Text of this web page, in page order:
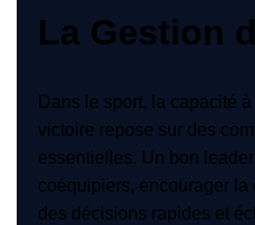
La Gestion
Dans le sport, la capacité
victoire repose sur des
essentielles. Un bon
coéquipiers, encourager
des décisions rapides et